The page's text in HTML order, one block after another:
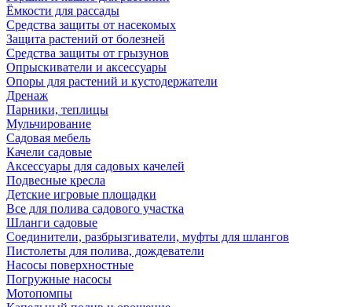
Ёмкости для рассады
Средства защиты от насекомых
Защита растений от болезней
Средства защиты от грызунов
Опрыскиватели и аксессуары
Опоры для растений и кустодержатели
Дренаж
Парники, теплицы
Мульчирование
Садовая мебель
Качели садовые
Аксессуары для садовых качелей
Подвесные кресла
Детские игровые площадки
Все для полива садового участка
Шланги садовые
Соединители, разбрызгиватели, муфты для шлангов
Пистолеты для полива, дождеватели
Насосы поверхностные
Погружные насосы
Мотопомпы